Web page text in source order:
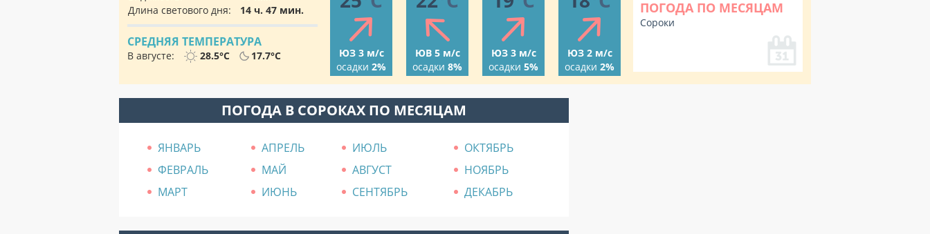
Длина светового дня:
14 ч. 47 мин.
СРЕДНЯЯ ТЕМПЕРАТУРА
В августе: 28.5°C 17.7°C
ЮЗ 3 м/с
осадки 2%
ЮВ 5 м/с
осадки 8%
ЮЗ 3 м/с
осадки 5%
ЮЗ 2 м/с
осадки 2%
ПОГОДА ПО МЕСЯЦАМ
Сороки
ПОГОДА В СОРОКАХ ПО МЕСЯЦАМ
ЯНВАРЬ АПРЕЛЬ ИЮЛЬ
ОКТЯБРЬ
ФЕВРАЛЬ
МАЙ АВГУСТ
НОЯБРЬ
МАРТ
ИЮНЬ СЕНТЯБРЬ ДЕКАБРЬ